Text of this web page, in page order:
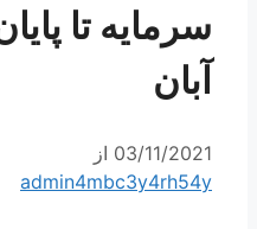
سرمایه تا پایان
آبان
03/11/2021 از
admin4mbc3y4rh54y